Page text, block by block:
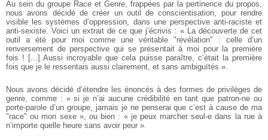
Au sein du groupe Race et Genre, frappées par la pertinence du propos,
nous avons décidé de créer un outil de conscientisation, pour rendre
visible les systèmes d’oppression, dans une perspective anti-raciste et
anti-sexiste. Voici un extrait de ce que j’écrivis : « La découverte de cet
outil a été pour moi comme une véritable "révélation" : celle d’un
renversement de perspective qui se présentait à moi pour la première
fois ! [...] Aussi incroyable que cela puisse paraître, c’était la première
fois que je le ressentais aussi clairement, et sans ambiguïtés ».
Nous avons décidé d’étendre les énoncés à des formes de privilèges de
genre, comme : « si je n’ai aucune crédibilité en tant que patron-ne ou
porte-parole d’un groupe, jamais je ne penserai que c’est à cause de ma
"race" ou mon sexe », ou bien : « je peux marcher seul-e dans la rue à
n’importe quelle heure sans avoir peur ».